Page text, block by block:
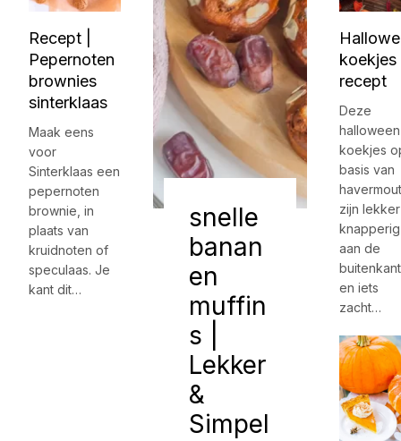
Recept |
Pepernoten
brownies
sinterklaas
Maak eens
voor
Sinterklaas een
pepernoten
brownie, in
plaats van
kruidnoten of
speculaas. Je
kant dit…
snelle
banan
en
muffin
s |
Lekker
&
Simpel
koekjes
recept
Deze
halloween
koekjes
basis van
havermout
zijn lekker
knapperig
aan de
buitenkant
en iets
zacht…